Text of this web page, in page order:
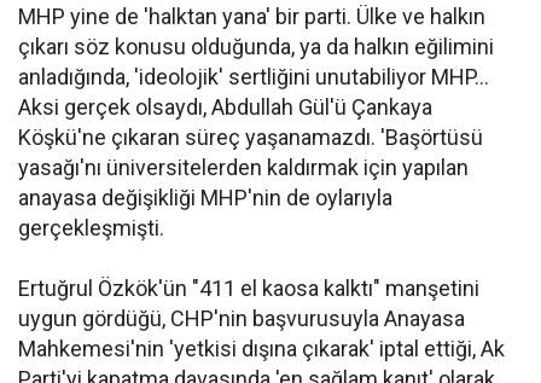
MHP yine de 'halktan yana' bir parti. Ülke ve halkın
çıkarı söz konusu olduğunda, ya da halkın eğilimini
anladığında, 'ideolojik' sertliğini unutabiliyor MHP...
Aksi gerçek olsaydı, Abdullah Gül'ü Çankaya
Köşkü'ne çıkaran süreç yaşanamazdı. 'Başörtüsü
yasağı'nı üniversitelerden kaldırmak için yapılan
anayasa değişikliği MHP'nin de oylarıyla
gerçekleşmişti.
Ertuğrul Özkök'ün "411 el kaosa kalktı" manşetini
uygun gördüğü, CHP'nin başvurusuyla Anayasa
Mahkemesi'nin 'yetkisi dışına çıkarak' iptal ettiği, Ak